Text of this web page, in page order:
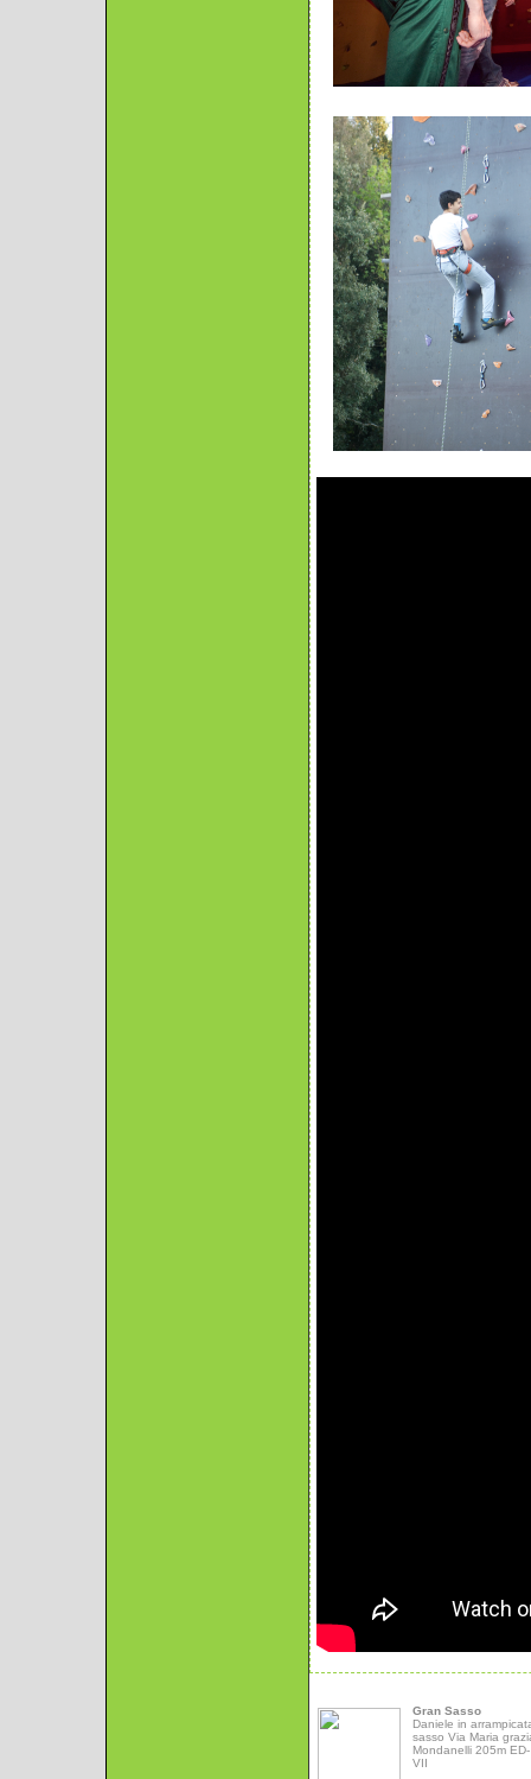
Gran Sasso
Daniele in
sasso Via Maria
Mondanelli 205m
VII